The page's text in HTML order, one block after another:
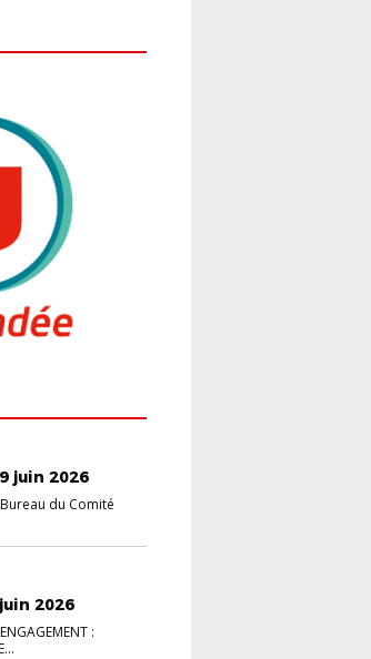
juin 2026
Bureau du Comité
2026
ENGAGEMENT :